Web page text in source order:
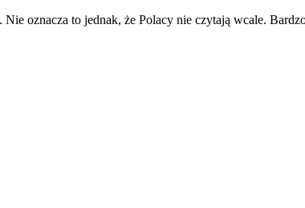
oznacza to jednak, że Polacy nie czytają wcale.